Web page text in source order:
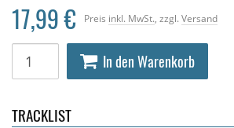
Preis inkl. MwSt. , zzgl. Versand
17,99 €
In den Warenkorb
TRACKLIST